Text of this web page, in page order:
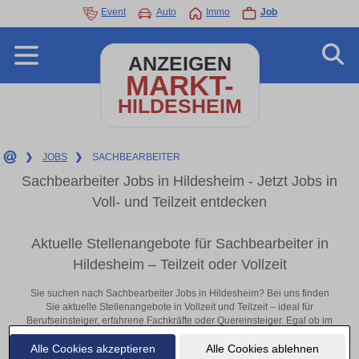
Alle Cookies akzeptieren Alle Cookies ablehnen
Event Auto Immo Job
ANZEIGEN
MARKT-
HILDESHEIM
❯ JOBS ❯ SACHBEARBEITER
Sachbearbeiter Jobs in Hildesheim - Jetzt Jobs in
Voll- und Teilzeit entdecken
Aktuelle Stellenangebote für Sachbearbeiter in
Hildesheim – Teilzeit oder Vollzeit
Sie suchen nach Sachbearbeiter Jobs in Hildesheim? Bei uns finden
Sie aktuelle Stellenangebote in Vollzeit und Teilzeit – ideal für
Berufseinsteiger, erfahrene Fachkräfte oder Quereinsteiger. Egal ob im
Büro, vor Ort oder remote: Entdecken Sie jetzt neue Chancen in Ihrer
Region und bewerben Sie sich direkt auf passende Sachbearbeiter-